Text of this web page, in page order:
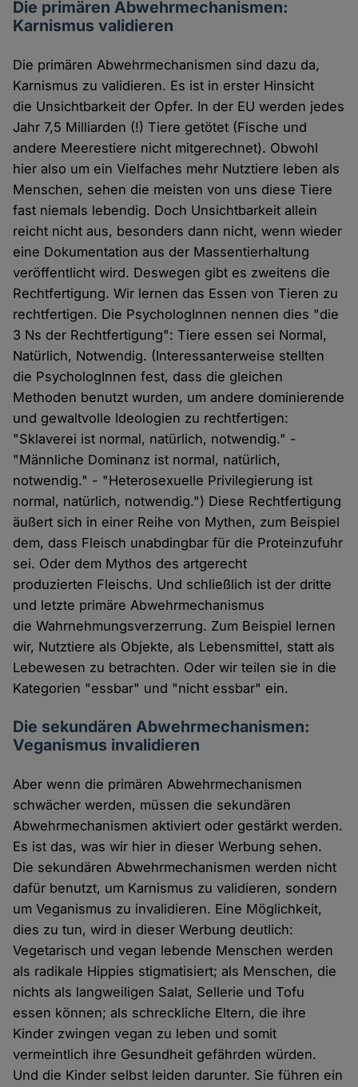
Die primären Abwehrmechanismen:
Karnismus validieren
Die primären Abwehrmechanismen sind dazu da,
Karnismus zu validieren. Es ist in erster Hinsicht
die Unsichtbarkeit der Opfer. In der EU werden jedes
Jahr 7,5 Milliarden (!) Tiere getötet (Fische und
andere Meerestiere nicht mitgerechnet). Obwohl
hier also um ein Vielfaches mehr Nutztiere leben als
Menschen, sehen die meisten von uns diese Tiere
fast niemals lebendig. Doch Unsichtbarkeit allein
reicht nicht aus, besonders dann nicht, wenn wieder
eine Dokumentation aus der Massentierhaltung
veröffentlicht wird. Deswegen gibt es zweitens die
Rechtfertigung. Wir lernen das Essen von Tieren zu
rechtfertigen. Die PsychologInnen nennen dies "die
3 Ns der Rechtfertigung": Tiere essen sei Normal,
Natürlich, Notwendig. (Interessanterweise stellten
die PsychologInnen fest, dass die gleichen
Methoden benutzt wurden, um andere dominierende
und gewaltvolle Ideologien zu rechtfertigen:
"Sklaverei ist normal, natürlich, notwendig." -
"Männliche Dominanz ist normal, natürlich,
notwendig." - "Heterosexuelle Privilegierung ist
normal, natürlich, notwendig.") Diese Rechtfertigung
äußert sich in einer Reihe von Mythen, zum Beispiel
dem, dass Fleisch unabdingbar für die Proteinzufuhr
sei. Oder dem Mythos des artgerecht
produzierten Fleischs. Und schließlich ist der dritte
und letzte primäre Abwehrmechanismus
die Wahrnehmungsverzerrung. Zum Beispiel lernen
wir, Nutztiere als Objekte, als Lebensmittel, statt als
Lebewesen zu betrachten. Oder wir teilen sie in die
Kategorien "essbar" und "nicht essbar" ein.
Die sekundären Abwehrmechanismen:
Veganismus invalidieren
Aber wenn die primären Abwehrmechanismen
schwächer werden, müssen die sekundären
Abwehrmechanismen aktiviert oder gestärkt werden.
Es ist das, was wir hier in dieser Werbung sehen.
Die sekundären Abwehrmechanismen werden nicht
dafür benutzt, um Karnismus zu validieren, sondern
um Veganismus zu invalidieren. Eine Möglichkeit,
dies zu tun, wird in dieser Werbung deutlich:
Vegetarisch und vegan lebende Menschen werden
als radikale Hippies stigmatisiert; als Menschen, die
nichts als langweiligen Salat, Sellerie und Tofu
essen können; als schreckliche Eltern, die ihre
Kinder zwingen vegan zu leben und somit
vermeintlich ihre Gesundheit gefährden würden.
Und die Kinder selbst leiden darunter. Sie führen ein